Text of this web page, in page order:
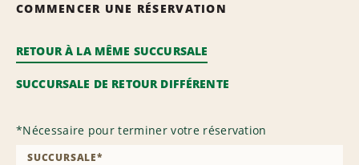
COMMENCER UNE RÉSERVATION
RETOUR À LA MÊME SUCCURSALE
SUCCURSALE DE RETOUR DIFFÉRENTE
*Nécessaire pour terminer votre réservation
SUCCURSALE*